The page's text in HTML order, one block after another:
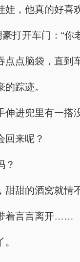
娃，他真的好
豪打开车门：“
点脑袋，直到
踪迹。
进兜里有一搭
回来呢？
？
甜甜的酒窝就情
着言言离开……